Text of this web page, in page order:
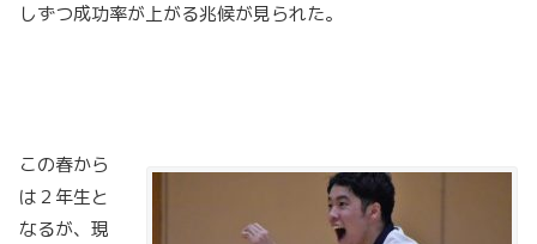
しずつ成功率が上がる兆候が見られた。
この春から
は２年生と
なるが、現